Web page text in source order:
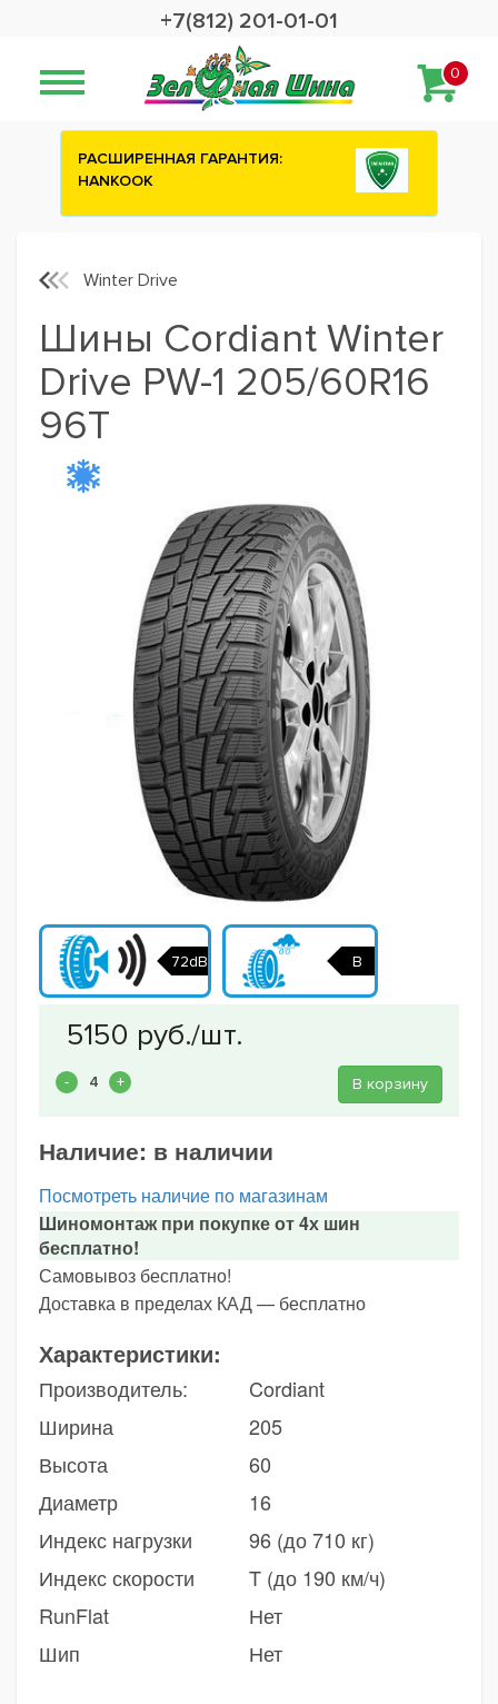
+7(812) 201-01-01
0
Сashback 2500 рублей на зимние
Winter Drive
Шины Cordiant Winter
Drive PW-1 205/60R16
96T
72dB B
В корзину
Наличие: в наличии
Посмотреть наличие по магазинам
Шиномонтаж при покупке от 4х шин
бесплатно!
Самовывоз бесплатно!
Доставка в пределах КАД — бесплатно
Характеристики:
Производитель:
Cordiant
Ширина
205
Высота
60
Диаметр
16
Индекс нагрузки
96 (до 710 кг)
Индекс скорости
T (до 190 км/ч)
RunFlat
Нет
Шип
Нет